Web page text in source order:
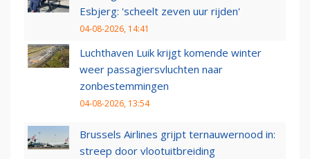
Esbjerg: 'scheelt zeven uur rijden'
04-08-2026, 14:41
Luchthaven Luik krijgt komende winter
weer passagiersvluchten naar
zonbestemmingen
04-08-2026, 13:54
Brussels Airlines grijpt ternauwernood in:
streep door vlootuitbreiding